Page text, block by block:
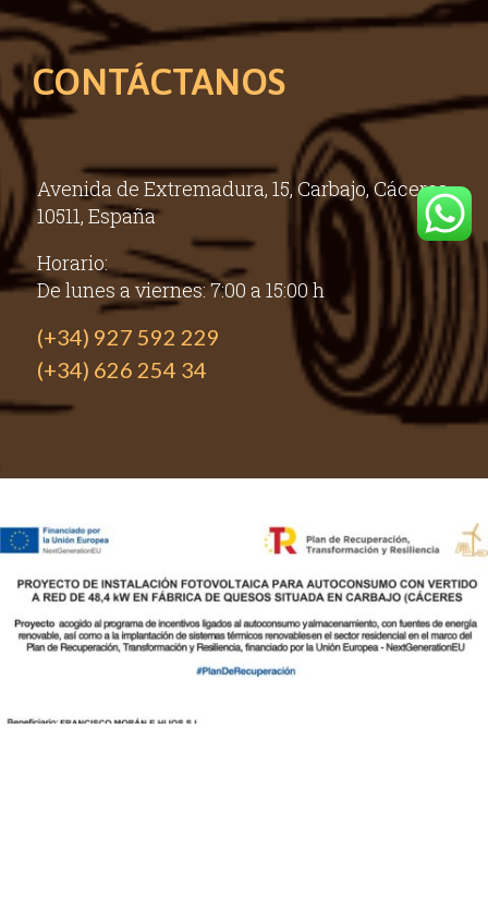
CONTÁCTANOS
Avenida de Extremadura, 15, Carbajo, Cáceres,
10511, España
Horario:
De lunes a viernes: 7:00 a 15:00 h
(+34) 927 592 229
(+34) 626 254 34